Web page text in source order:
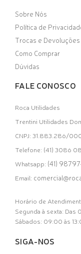
Sobre Nós
Política de
Trocas e Devoluções
Como Comprar
Dúvidas
FALE CONOSCO
Roca Utilidades
Trentini Utilidades
CNPJ: 31.883.286/
Telefone: (41) 3086
Whatsapp: (41)
Email:
Horário de
Segunda à sexta: Das
Sábados: 09:00 às
SIGA-NOS